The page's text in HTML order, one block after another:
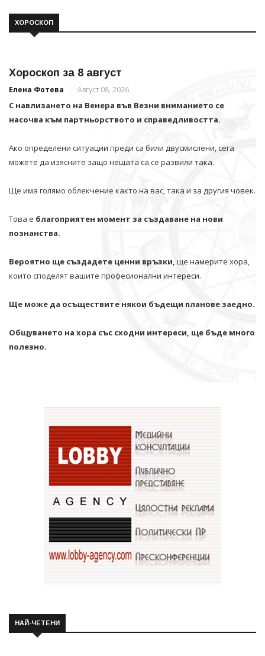
ХОРОСКОП
Хороскоп за 8 август
Елена Фотева Август 08, 2026
С навлизането на Венера във Везни вниманието се
насочва към партньорството и справедливостта.
Ако определени ситуации преди са били двусмислени, сега
можете да изясните защо нещата са се развили така.
Ще има голямо облекчение както на вас, така и за другия човек.
Това е благоприятен момент за създаване на нови
познанства.
Вероятно ще създадете ценни връзки, ще намерите хора,
които споделят вашите професионални интереси.
Ще може да осъществите някои бъдещи планове заедно.
Общуването на хора със сходни интереси, ще бъде много
полезно.
НАЙ-ЧЕТЕНИ